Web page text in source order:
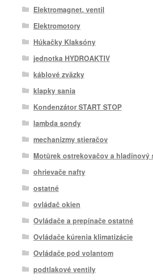
Elektromagnet. ventil
Elektromotory
Húkačky Klaksóny
jednotka HYDROAKTIV
káblové zväzky
klapky sania
Kondenzátor START STOP
lambda sondy
mechanizmy stieračov
Motůrek ostrekovačov a hladinový
ohrievače nafty
ostatné
ovládač okien
Ovládače a prepínače ostatné
Ovládače kúrenia klimatizácie
Ovládače pod volantom
podtlakové ventily